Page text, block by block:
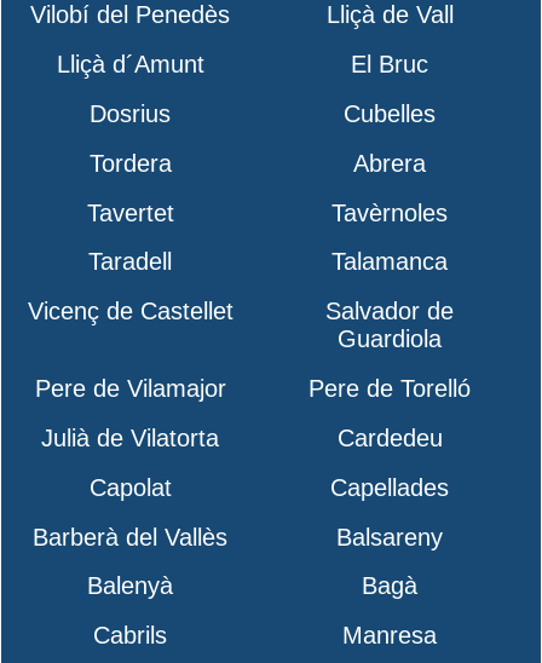
Vilobí del Penedès
Lliçà de Vall
Lliçà d´Amunt
El Bruc
Dosrius
Cubelles
Tordera
Abrera
Tavertet
Tavèrnoles
Taradell
Talamanca
Vicenç de Castellet
Salvador de
Guardiola
Pere de Vilamajor
Pere de Torelló
Julià de Vilatorta
Cardedeu
Capolat
Capellades
Barberà del Vallès
Balsareny
Balenyà
Bagà
Cabrils
Manresa